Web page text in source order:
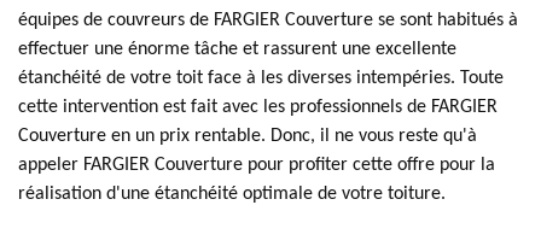
équipes de couvreurs de FARGIER Couverture se sont habitués à
effectuer une énorme tâche et rassurent une excellente
étanchéité de votre toit face à les diverses intempéries. Toute
cette intervention est fait avec les professionnels de FARGIER
Couverture en un prix rentable. Donc, il ne vous reste qu'à
appeler FARGIER Couverture pour profiter cette offre pour la
réalisation d'une étanchéité optimale de votre toiture.